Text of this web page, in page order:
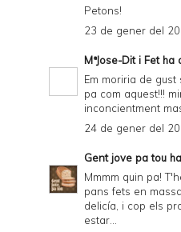
Petons!
23 de gener del
MªJose-Dit i Fetha
Em moriria de
pa com aquest!!!
inconcientment
24 de gener del
Gent jove pa tou
Mmmm quin pa!
pans fets en
delicía, i cop els
estar...